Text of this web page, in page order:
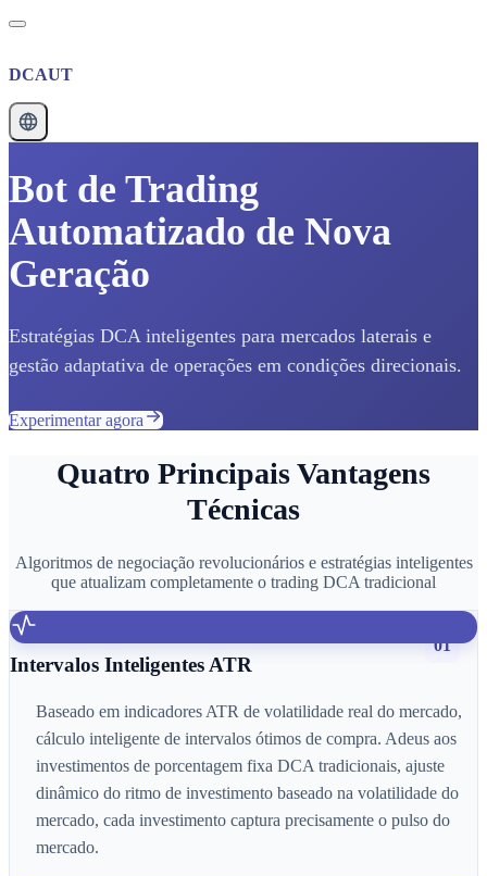
DCAUT
Bot de Trading
Automatizado de Nova
Geração
Estratégias DCA inteligentes para mercados laterais e
gestão adaptativa de operações em condições direcionais.
Experimentar agora
Quatro Principais Vantagens
Técnicas
Algoritmos de negociação revolucionários e estratégias inteligentes
que atualizam completamente o trading DCA tradicional
01
Intervalos Inteligentes ATR
Baseado em indicadores ATR de volatilidade real do mercado,
cálculo inteligente de intervalos ótimos de compra. Adeus aos
investimentos de porcentagem fixa DCA tradicionais, ajuste
dinâmico do ritmo de investimento baseado na volatilidade do
mercado, cada investimento captura precisamente o pulso do
mercado.